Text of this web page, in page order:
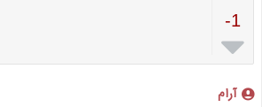
-1

آرام